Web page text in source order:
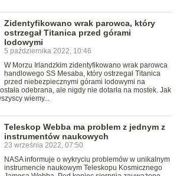
Zidentyfikowano wrak parowca, który
ostrzegał Titanica przed górami
lodowymi
5 października 2022, 10:46
W Morzu Irlandzkim zidentyfikowano wrak parowca
handlowego SS Mesaba, który ostrzegał Titanica
przed niebezpiecznymi górami lodowymi na
odebrana, ale nigdy nie dotarła na mostek. Jak
wiemy...
Teleskop Webba ma problem z jednym z
instrumentów naukowych
23 września 2022, 07:50
NASA informuje o wykryciu problemów w unikalnym
instrumencie naukowym Teleskopu Kosmicznego